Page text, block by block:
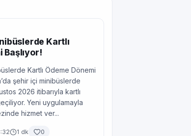
Kartlı
Başlıyor!
Kartlı Ödeme Dönemi
şehir içi minibüslerde
2026 itibarıyla kartlı
Yeni uygulamayla
hizmet ver...
1 dk 0